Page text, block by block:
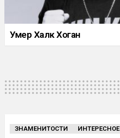
Умер Халк Хоган
ЗНАМЕНИТОСТИ ИНТЕРЕСНОЕ